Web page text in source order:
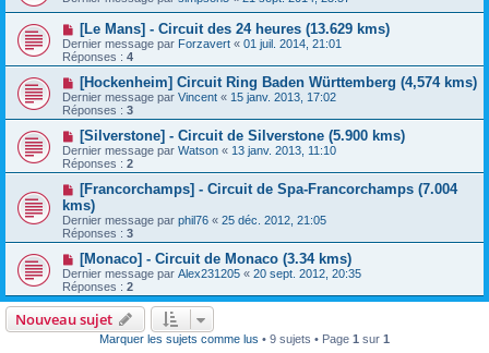
[Le Mans] - Circuit des 24 heures (13.629 kms)
Dernier message par Forzavert « 01 juil. 2014, 21:01
Réponses : 4
[Hockenheim] Circuit Ring Baden Württemberg (4,574 kms)
Dernier message par Vincent « 15 janv. 2013, 17:02
Réponses : 3
[Silverstone] - Circuit de Silverstone (5.900 kms)
Dernier message par Watson « 13 janv. 2013, 11:10
Réponses : 2
[Francorchamps] - Circuit de Spa-Francorchamps (7.004
kms)
Dernier message par phil76 « 25 déc. 2012, 21:05
Réponses : 3
[Monaco] - Circuit de Monaco (3.34 kms)
Dernier message par Alex231205 « 20 sept. 2012, 20:35
Réponses : 2
Nouveau sujet
Marquer les sujets comme lus • 9 sujets • Page 1 sur 1